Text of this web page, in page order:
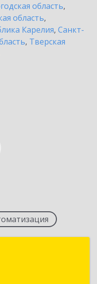
область,
область,
Карелия, Санкт-
, Тверская
г, Гагарина